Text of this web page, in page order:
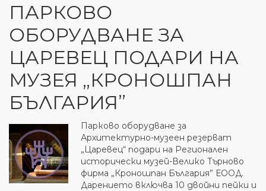
ПАРКОВО
ОБОРУДВАНЕ ЗА
ЦАРЕВЕЦ ПОДАРИ НА
МУЗЕЯ „КРОНОШПАН
БЪЛГАРИЯ”
Парково оборудване за
Архитектурно-музеен резерват
„Царевец“ подари на Регионален
исторически музей-Велико Търново
фирма „Кроношпан България” ЕООД.
Дарението включва 10 двойни пейки и